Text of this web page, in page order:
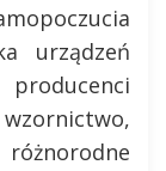
urządzeń
wzornictwo,